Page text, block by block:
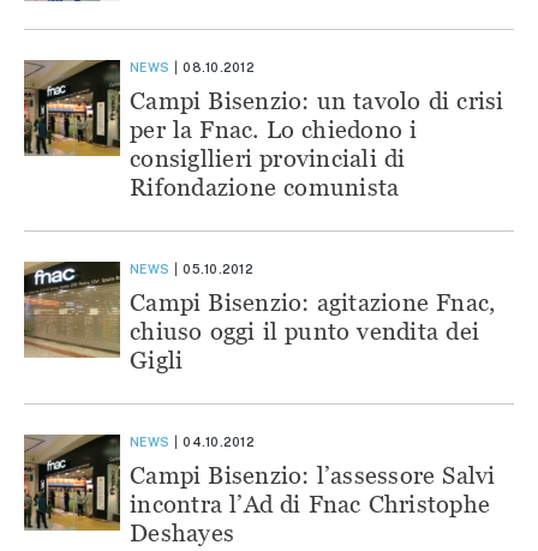
NEWS 08.10.2012
Campi Bisenzio: un tavolo di crisi
per la Fnac. Lo chiedono i
consigllieri provinciali di
Rifondazione comunista
NEWS 05.10.2012
Campi Bisenzio: agitazione Fnac,
chiuso oggi il punto vendita dei
Gigli
NEWS 04.10.2012
Campi Bisenzio: l’assessore Salvi
incontra l’Ad di Fnac Christophe
Deshayes